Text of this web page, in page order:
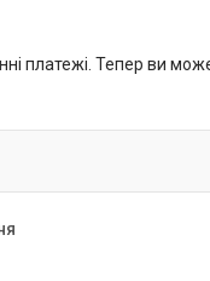
платежі. Тепер ви